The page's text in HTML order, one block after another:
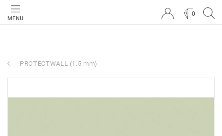
MENU
0
PROTECTWALL (1.5 mm)